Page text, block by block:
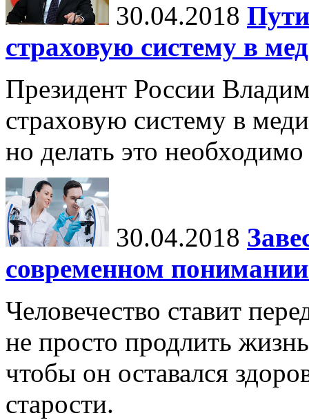
30.04.2018
страховую систему в
Президент России
страховую систему в
но делать это
30.04.2018
современном понимании
Человечество ставит
не просто продлить
чтобы он оставался
старости.